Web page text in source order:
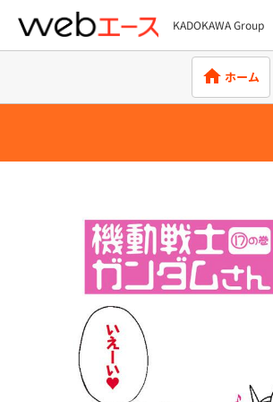
webエース
KADOKAWA Group
ホーム